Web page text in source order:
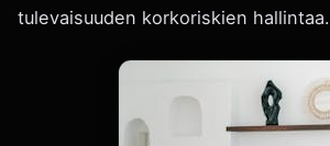
tulevaisuuden korkoriskien hallintaa.